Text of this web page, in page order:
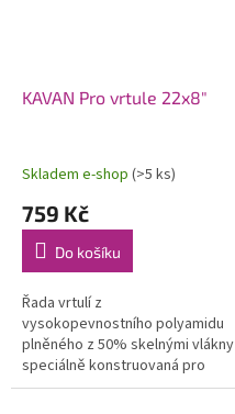
KAVAN Pro vrtule 22x8"
Skladem e-shop (>5 ks)
759 Kč
Do košíku
Řada vrtulí z
vysokopevnostního polyamidu
plněného z 50% skelnými vlákny
speciálně konstruovaná pro
modely se spalovacími motory.